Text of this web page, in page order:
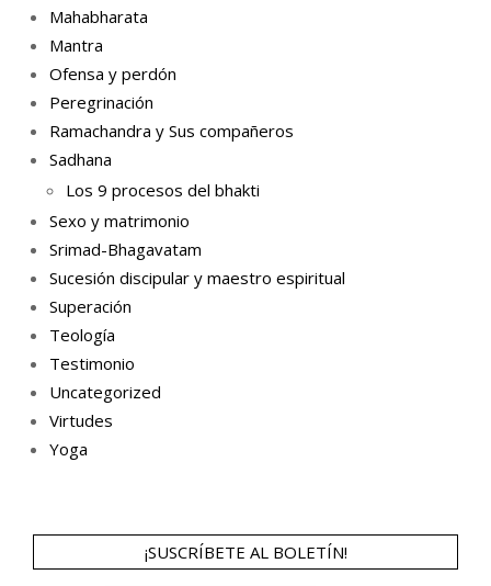
Mahabharata
Mantra
Ofensa y perdón
Peregrinación
Ramachandra y Sus compañeros
Sadhana
Los 9 procesos del bhakti
Sexo y matrimonio
Srimad-Bhagavatam
Sucesión discipular y maestro espiritual
Superación
Teología
Testimonio
Uncategorized
Virtudes
Yoga
¡SUSCRÍBETE AL BOLETÍN!